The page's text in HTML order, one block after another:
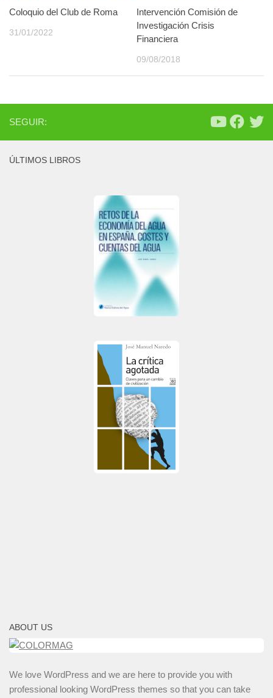
Coloquio del Club de Roma
31/01/2022
Intervención Comisión de
Investigación Crisis
Financiera
09/08/2018
SEGUIR:
ÚLTIMOS LIBROS
ABOUT US
We love WordPress and we are here to provide you with
professional looking WordPress themes so that you can take